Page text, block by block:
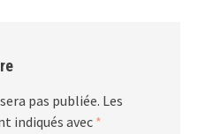
pas publiée. Les
indiqués avec *